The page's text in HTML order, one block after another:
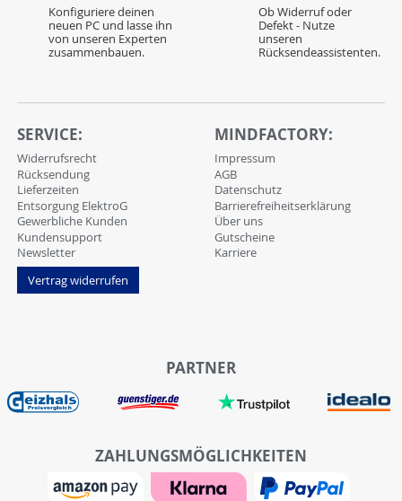
Konfiguriere deinen
neuen PC und lasse ihn
von unseren Experten
zusammenbauen.
Ob Widerruf oder
Defekt - Nutze
unseren
Rücksendeassistenten.
SERVICE:
Widerrufsrecht
Rücksendung
Lieferzeiten
Entsorgung ElektroG
Gewerbliche Kunden
Kundensupport
Newsletter
Vertrag widerrufen
MINDFACTORY:
Impressum
AGB
Datenschutz
Barrierefreiheitserklärung
Über uns
Gutscheine
Karriere
PARTNER
ZAHLUNGSMÖGLICHKEITEN